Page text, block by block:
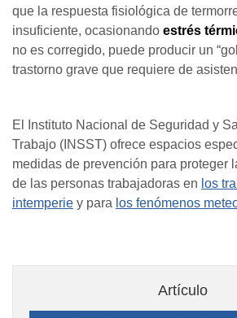
que la respuesta fisiológica de
insuficiente, ocasionando estrés
no es corregido, puede producir un
trastorno grave que requiere de
El Instituto Nacional de Seguridad y
Trabajo (INSST) ofrece espacios
medidas de prevención para proteger
de las personas trabajadoras en los
intemperie y para los fenómenos
Artículo